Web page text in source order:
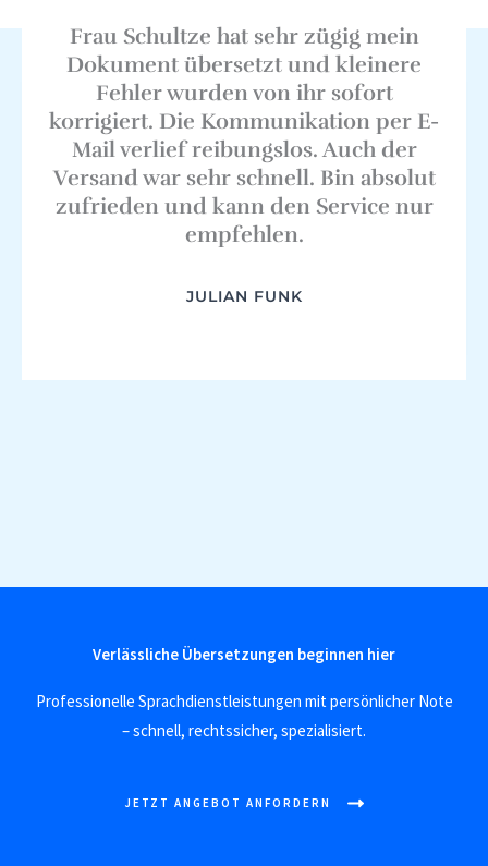
Frau Schultze hat sehr zügig mein
Dokument übersetzt und kleinere
Fehler wurden von ihr sofort
korrigiert. Die Kommunikation per E-
Mail verlief reibungslos. Auch der
Versand war sehr schnell. Bin absolut
zufrieden und kann den Service nur
empfehlen.
JULIAN FUNK
Verlässliche Übersetzungen beginnen hier
Professionelle Sprachdienstleistungen mit persönlicher Note
– schnell, rechtssicher, spezialisiert.
JETZT ANGEBOT ANFORDERN